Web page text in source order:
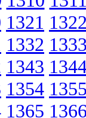
1321
1332
1343
1354
1365